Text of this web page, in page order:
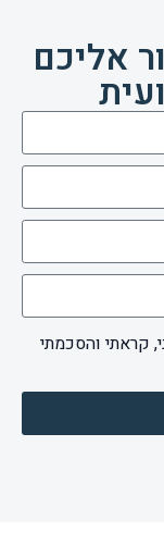
אליכם
קראתי והסכמתי